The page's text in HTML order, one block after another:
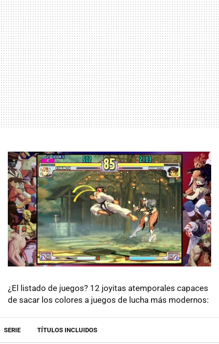
¿El listado de juegos? 12 joyitas atemporales capaces
de sacar los colores a juegos de lucha más modernos:
SERIE TÍTULOS INCLUIDOS